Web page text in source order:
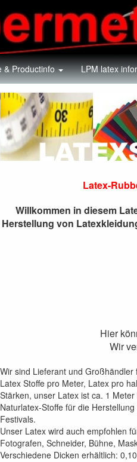
& Productinfo LPM latex
Latex pro
Latex-
Willkommen in diesem
Herstellung von
Hier
Wir
Wir sind Lieferant und
Latex Stoffe pro Meter, Latex pro
Stärken, unser Latex ist ca. 1 Meter
Naturlatex-Stoffe für die
Festivals.
Unser Latex wird auch empfohlen
Fotografen, Schneider, Bühne,
Verschiedene Dicken erhältlich: